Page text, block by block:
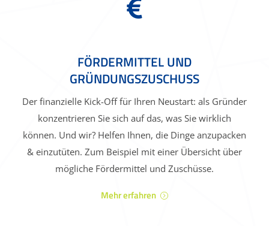
FÖRDERMITTEL UND
GRÜNDUNGSZUSCHUSS
Der finanzielle Kick-Off für Ihren Neustart: als Gründer
konzentrieren Sie sich auf das, was Sie wirklich
können. Und wir? Helfen Ihnen, die Dinge anzupacken
& einzutüten. Zum Beispiel mit einer Übersicht über
mögliche Fördermittel und Zuschüsse.
Mehr erfahren